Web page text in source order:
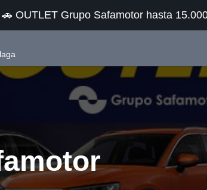
🚗 OUTLET Grupo Safamotor hasta